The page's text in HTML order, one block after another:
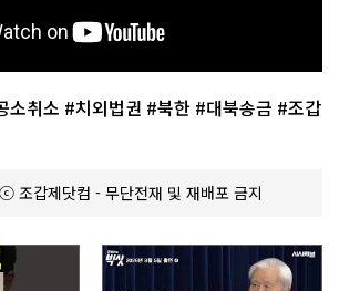
취소 #치외법권 #북한 #대북송금 #조갑
갑제닷컴 - 무단전재 및 재배포 금지